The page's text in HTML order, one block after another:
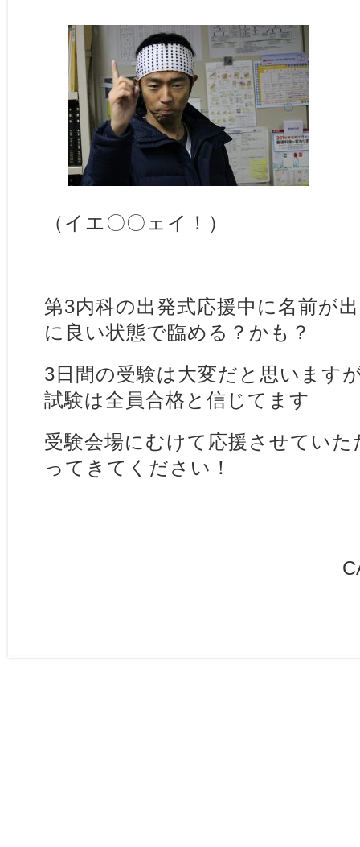
（イエ〇〇ェイ！）
第3内科の出発式応援中に名前が
に良い状態で臨める？かも？
3日間の受験は大変だと思います
試験は全員合格と信じてます
受験会場にむけて応援させてい
ってきてください！